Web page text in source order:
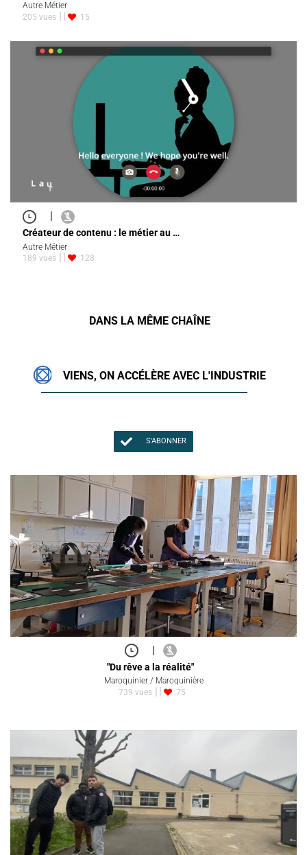
Autre Métier
205 vues
15
|
Créateur de contenu : le métier au …
Autre Métier
189 vues
128
DANS LA MÊME CHAÎNE
VIENS, ON ACCÉLÈRE AVEC L'INDUSTRIE
S'ABONNER
|
"Du rêve a la réalité"
Maroquinier / Maroquinière
739 vues
75